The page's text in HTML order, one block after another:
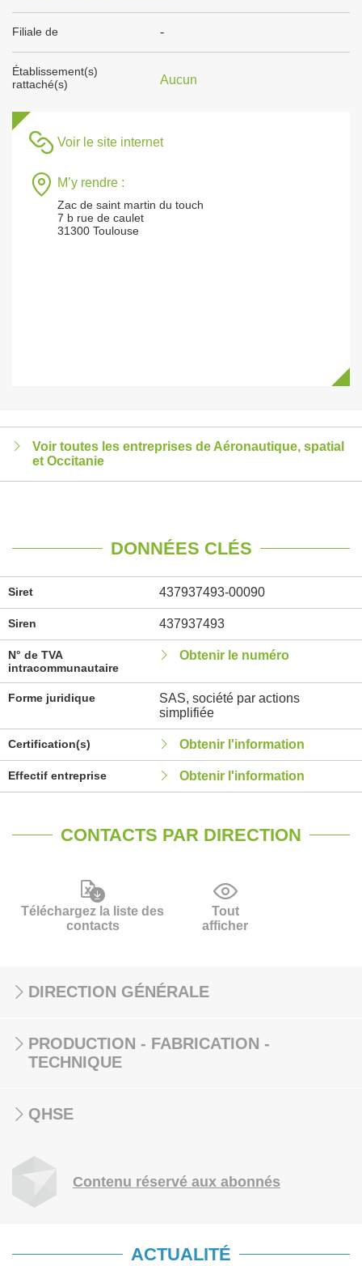
Filiale de -
Établissement(s)
rattaché(s)
Aucun
Voir le site internet
M’y rendre :
Zac de saint martin du touch
7 b rue de caulet
31300 Toulouse
Voir toutes les entreprises de Aéronautique, spatial
et Occitanie
DONNÉES CLÉS
Siret 437937493-00090
Siren 437937493
N° de TVA
intracommunautaire
Obtenir le numéro
Forme juridique
SAS, société par actions
simplifiée
Certification(s) Obtenir l'information
Effectif entreprise Obtenir l'information
CONTACTS PAR DIRECTION
Téléchargez la liste des
contacts
Tout
afficher
DIRECTION GÉNÉRALE
PRODUCTION - FABRICATION -
TECHNIQUE
QHSE
Contenu réservé aux abonnés
ACTUALITÉ